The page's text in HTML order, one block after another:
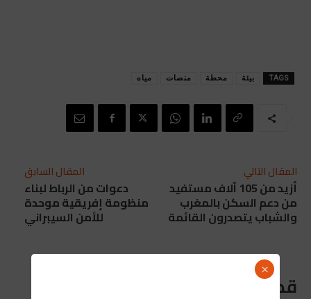
TAGS بيئة محطة منصات مياه
المقال السابق
دعوات من الرباط لبناء
منظومة إفريقية موحدة
للأمن السيبراني
المقال التالي
أزيد من 105 آلاف مستفيد
من دعم السكن بالمغرب
والشباب يتصدرون القائمة
قد يعجبك ايضا
×